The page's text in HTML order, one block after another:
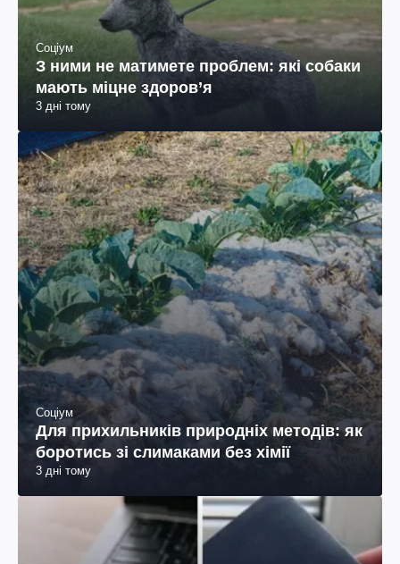
Соціум
З ними не матимете проблем: які собаки
мають міцне здоров’я
3 дні тому
Соціум
Для прихильників природніх методів: як
боротись зі слимаками без хімії
3 дні тому